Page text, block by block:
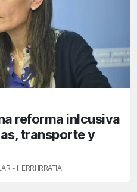
reforma inlcusiva
transporte y
- HERRI IRRATIA